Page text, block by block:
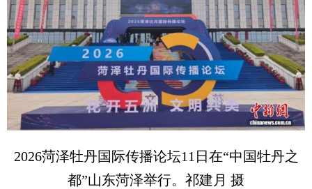
2026菏泽牡丹国际传播论坛11日在“中国牡丹之
都”山东菏泽举行。祁建月 摄